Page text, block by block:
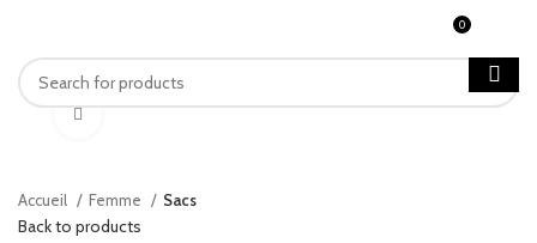
0
Accueil Femme Sacs
Back to products